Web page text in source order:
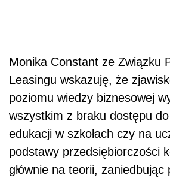
Monika Constant ze Związku
Leasingu wskazuję, że
poziomu wiedzy biznesowej
wszystkim z braku dostępu
edukacji w szkołach czy na
podstawy przedsiębiorczości
głównie na teorii, zaniedbując